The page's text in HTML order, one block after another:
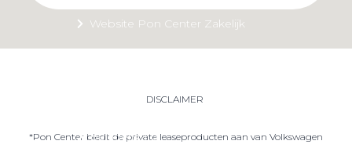
Website Pon Center Zakelijk
Berijdersinfo
DISCLAIMER
*Pon Center biedt de private leaseproducten aan van Volkswagen